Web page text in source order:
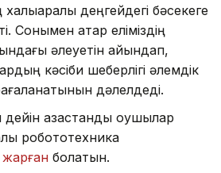
деңгейдегі бәсекеге
Сонымен қатар еліміздің
әлеуетін айқындап,
кәсіби шеберлігі әлемдік
дәлелдеді.
қазақстандық оқушылар
робототехника
болатын.